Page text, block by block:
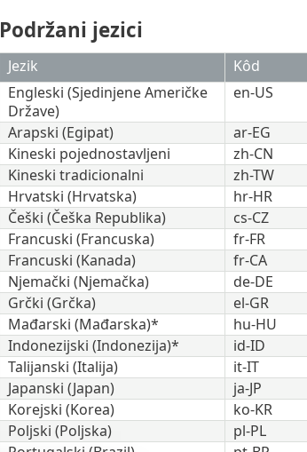
Podržani jezici
Jezik
Kôd
Engleski (Sjedinjene Američke
Države)
en-US
Arapski (Egipat)
ar-EG
Kineski pojednostavljeni
zh-CN
Kineski tradicionalni
zh-TW
Hrvatski (Hrvatska)
hr-HR
Češki (Češka Republika)
cs-CZ
Francuski (Francuska)
fr-FR
Francuski (Kanada)
fr-CA
Njemački (Njemačka)
de-DE
Grčki (Grčka)
el-GR
Mađarski (Mađarska)*
hu-HU
Indonezijski (Indonezija)*
id-ID
Talijanski (Italija)
it-IT
Japanski (Japan)
ja-JP
Korejski (Korea)
ko-KR
Poljski (Poljska)
pl-PL